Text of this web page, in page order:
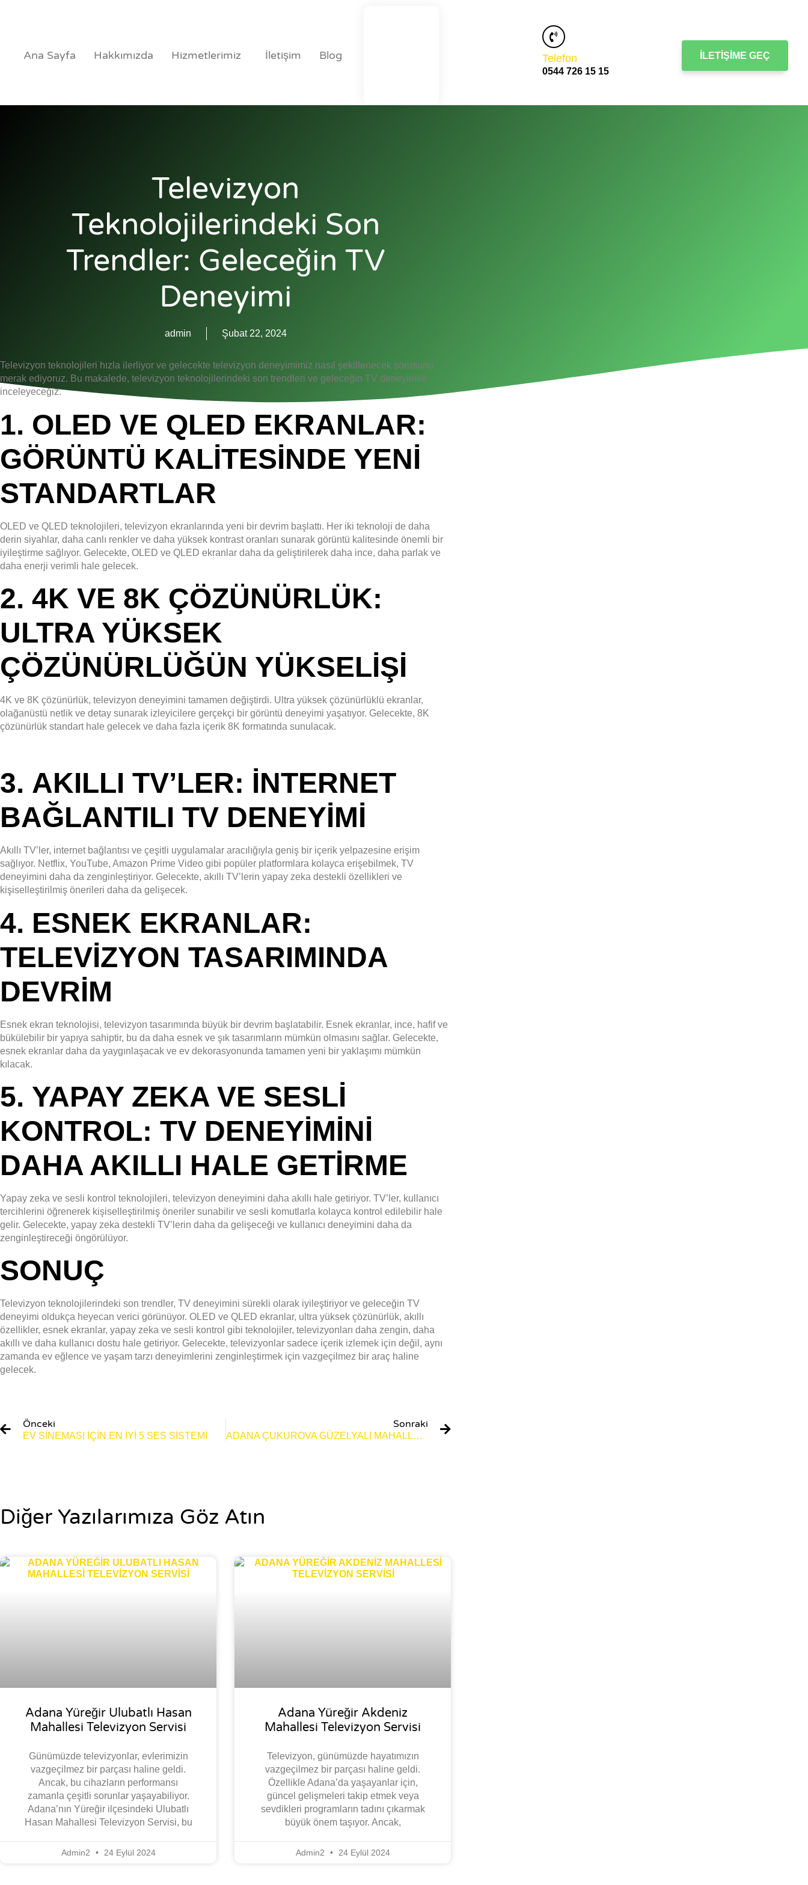
Ana Sayfa Hakkımızda Hizmetlerimiz İletişim Blog Telefon
0544 726 15 15
İLETIŞIME GEÇ
Televizyon
Teknolojilerindeki Son
Trendler: Geleceğin TV
Deneyimi
admin Şubat 22, 2024
Televizyon teknolojileri hızla ilerliyor ve gelecekte televizyon deneyimimiz nasıl şekillenecek sorusunu
merak ediyoruz. Bu makalede, televizyon teknolojilerindeki son trendleri ve geleceğin TV deneyimini
inceleyeceğiz.
1. OLED VE QLED EKRANLAR:
GÖRÜNTÜ KALITESINDE YENI
STANDARTLAR
OLED ve QLED teknolojileri, televizyon ekranlarında yeni bir devrim başlattı. Her iki teknoloji de daha
derin siyahlar, daha canlı renkler ve daha yüksek kontrast oranları sunarak görüntü kalitesinde önemli bir
iyileştirme sağlıyor. Gelecekte, OLED ve QLED ekranlar daha da geliştirilerek daha ince, daha parlak ve
daha enerji verimli hale gelecek.
2. 4K VE 8K ÇÖZÜNÜRLÜK:
ULTRA YÜKSEK
ÇÖZÜNÜRLÜĞÜN YÜKSELIŞI
4K ve 8K çözünürlük, televizyon deneyimini tamamen değiştirdi. Ultra yüksek çözünürlüklü ekranlar,
olağanüstü netlik ve detay sunarak izleyicilere gerçekçi bir görüntü deneyimi yaşatıyor. Gelecekte, 8K
çözünürlük standart hale gelecek ve daha fazla içerik 8K formatında sunulacak.
3. AKILLI TV’LER: İNTERNET
BAĞLANTILI TV DENEYIMI
Akıllı TV’ler, internet bağlantısı ve çeşitli uygulamalar aracılığıyla geniş bir içerik yelpazesine erişim
sağlıyor. Netflix, YouTube, Amazon Prime Video gibi popüler platformlara kolayca erişebilmek, TV
deneyimini daha da zenginleştiriyor. Gelecekte, akıllı TV’lerin yapay zeka destekli özellikleri ve
kişiselleştirilmiş önerileri daha da gelişecek.
4. ESNEK EKRANLAR:
TELEVIZYON TASARIMINDA
DEVRIM
Esnek ekran teknolojisi, televizyon tasarımında büyük bir devrim başlatabilir. Esnek ekranlar, ince, hafif ve
bükülebilir bir yapıya sahiptir, bu da daha esnek ve şık tasarımların mümkün olmasını sağlar. Gelecekte,
esnek ekranlar daha da yaygınlaşacak ve ev dekorasyonunda tamamen yeni bir yaklaşımı mümkün
kılacak.
5. YAPAY ZEKA VE SESLI
KONTROL: TV DENEYIMINI
DAHA AKILLI HALE GETIRME
Yapay zeka ve sesli kontrol teknolojileri, televizyon deneyimini daha akıllı hale getiriyor. TV’ler, kullanıcı
tercihlerini öğrenerek kişiselleştirilmiş öneriler sunabilir ve sesli komutlarla kolayca kontrol edilebilir hale
gelir. Gelecekte, yapay zeka destekli TV’lerin daha da gelişeceği ve kullanıcı deneyimini daha da
zenginleştireceği öngörülüyor.
SONUÇ
Televizyon teknolojilerindeki son trendler, TV deneyimini sürekli olarak iyileştiriyor ve geleceğin TV
deneyimi oldukça heyecan verici görünüyor. OLED ve QLED ekranlar, ultra yüksek çözünürlük, akıllı
özellikler, esnek ekranlar, yapay zeka ve sesli kontrol gibi teknolojiler, televizyonları daha zengin, daha
akıllı ve daha kullanıcı dostu hale getiriyor. Gelecekte, televizyonlar sadece içerik izlemek için değil, aynı
zamanda ev eğlence ve yaşam tarzı deneyimlerini zenginleştirmek için vazgeçilmez bir araç haline
gelecek.
Önceki
EV SINEMASI IÇIN EN İYI 5 SES SISTEMI
Sonraki
ADANA ÇUKUROVA GÜZELYALI MAHALLESI TELEVIZYON SERVISI
Diğer Yazılarımıza Göz Atın
Adana Yüreğir Ulubatlı Hasan
Mahallesi Televizyon Servisi
Günümüzde televizyonlar, evlerimizin
vazgeçilmez bir parçası haline geldi.
Ancak, bu cihazların performansı
zamanla çeşitli sorunlar yaşayabiliyor.
Adana’nın Yüreğir ilçesindeki Ulubatlı
Hasan Mahallesi Televizyon Servisi, bu
Admin2 24 Eylül 2024
Adana Yüreğir Akdeniz
Mahallesi Televizyon Servisi
Televizyon, günümüzde hayatımızın
vazgeçilmez bir parçası haline geldi.
Özellikle Adana’da yaşayanlar için,
güncel gelişmeleri takip etmek veya
sevdikleri programların tadını çıkarmak
büyük önem taşıyor. Ancak,
Admin2 24 Eylül 2024